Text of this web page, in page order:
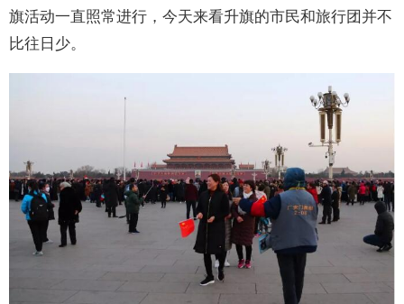
旗活动一直照常进行，今天来看升旗的市民和旅行团并不
比往日少。